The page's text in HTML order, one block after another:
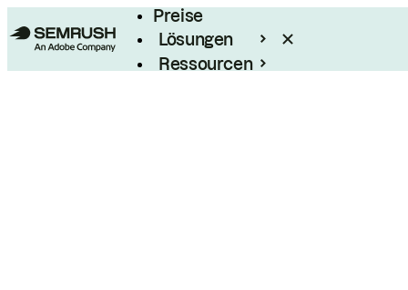
Preise
Lösungen
Ressourcen